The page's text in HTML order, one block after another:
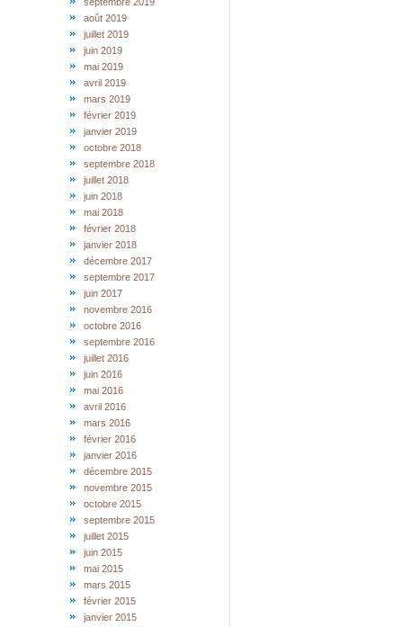
août 2019
juillet 2019
juin 2019
mai 2019
avril 2019
mars 2019
février 2019
janvier 2019
octobre 2018
septembre 2018
juillet 2018
juin 2018
mai 2018
février 2018
janvier 2018
décembre 2017
septembre 2017
juin 2017
novembre 2016
octobre 2016
septembre 2016
juillet 2016
juin 2016
mai 2016
avril 2016
mars 2016
février 2016
janvier 2016
décembre 2015
novembre 2015
octobre 2015
septembre 2015
juillet 2015
juin 2015
mai 2015
mars 2015
février 2015
janvier 2015